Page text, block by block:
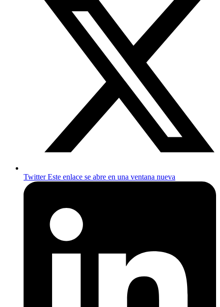
TwitterEste enlace se abre en una ventana nueva